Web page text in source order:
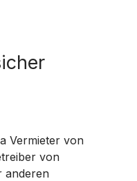
Vermieter von
von
anderen